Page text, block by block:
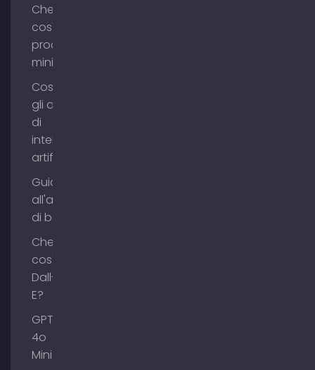
Che
cos'è il
process
mining?
Cosa sono
gli agenti
di
intelligenza
artificiale?
Guida
all'acquisto
di backlink
Che
cos'è
Dall-
E?
GPT-
4o
Mini